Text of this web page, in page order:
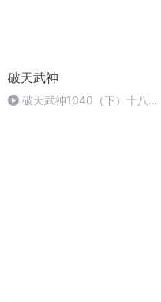
破天武神
破天武神1040（下）十八山